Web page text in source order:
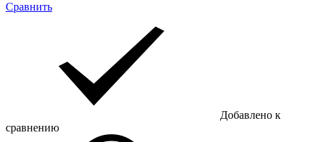
Сравнить
Добавлено к
сравнению